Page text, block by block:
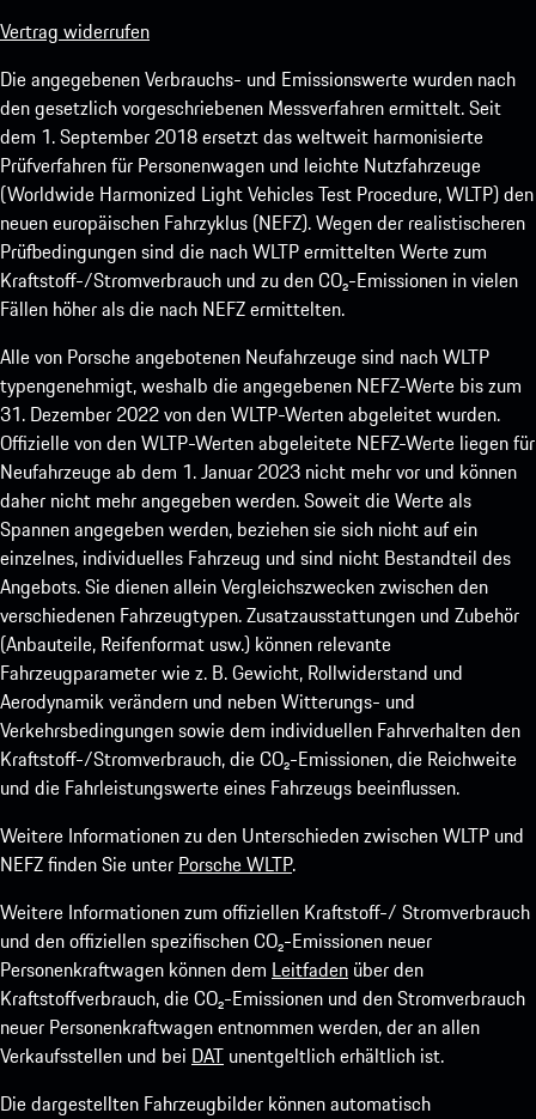
Vertrag widerrufen
Die angegebenen Verbrauchs- und Emissionswerte wurden nach
den gesetzlich vorgeschriebenen Messverfahren ermittelt. Seit
dem 1. September 2018 ersetzt das weltweit harmonisierte
Prüfverfahren für Personenwagen und leichte Nutzfahrzeuge
(Worldwide Harmonized Light Vehicles Test Procedure, WLTP) den
neuen europäischen Fahrzyklus (NEFZ). Wegen der realistischeren
Prüfbedingungen sind die nach WLTP ermittelten Werte zum
Kraftstoff-/Stromverbrauch und zu den CO₂-Emissionen in vielen
Fällen höher als die nach NEFZ ermittelten.
Alle von Porsche angebotenen Neufahrzeuge sind nach WLTP
typengenehmigt, weshalb die angegebenen NEFZ-Werte bis zum
31. Dezember 2022 von den WLTP-Werten abgeleitet wurden.
Offizielle von den WLTP-Werten abgeleitete NEFZ-Werte liegen für
Neufahrzeuge ab dem 1. Januar 2023 nicht mehr vor und können
daher nicht mehr angegeben werden. Soweit die Werte als
Spannen angegeben werden, beziehen sie sich nicht auf ein
einzelnes, individuelles Fahrzeug und sind nicht Bestandteil des
Angebots. Sie dienen allein Vergleichszwecken zwischen den
verschiedenen Fahrzeugtypen. Zusatzausstattungen und Zubehör
(Anbauteile, Reifenformat usw.) können relevante
Fahrzeugparameter wie z. B. Gewicht, Rollwiderstand und
Aerodynamik verändern und neben Witterungs- und
Verkehrsbedingungen sowie dem individuellen Fahrverhalten den
Kraftstoff-/Stromverbrauch, die CO₂-Emissionen, die Reichweite
und die Fahrleistungswerte eines Fahrzeugs beeinflussen.
Weitere Informationen zu den Unterschieden zwischen WLTP und
NEFZ finden Sie unter Porsche WLTP.
Weitere Informationen zum offiziellen Kraftstoff-/ Stromverbrauch
und den offiziellen spezifischen CO₂-Emissionen neuer
Personenkraftwagen können dem Leitfaden über den
Kraftstoffverbrauch, die CO₂-Emissionen und den Stromverbrauch
neuer Personenkraftwagen entnommen werden, der an allen
Verkaufsstellen und bei DAT unentgeltlich erhältlich ist.
Die dargestellten Fahrzeugbilder können automatisch